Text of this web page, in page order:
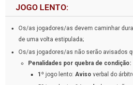
JOGO LENTO:
Os/as jogadores/as devem caminhar
de uma volta estipulada;
Os/as jogadores/as não serão avisados
Penalidades por quebra de condição:
1º jogo lento:Aviso verbal do